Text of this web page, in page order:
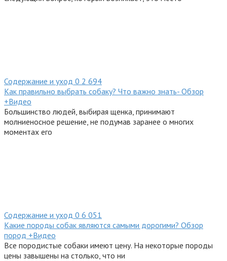
Содержание и уход 0 2 694
Как правильно выбрать собаку? Что важно знать- Обзор
+Видео
Большинство людей, выбирая щенка, принимают
молниеносное решение, не подумав заранее о многих
моментах его
Содержание и уход 0 6 051
Какие породы собак являются самыми дорогими? Обзор
пород +Видео
Все породистые собаки имеют цену. На некоторые породы
цены завышены на столько, что ни